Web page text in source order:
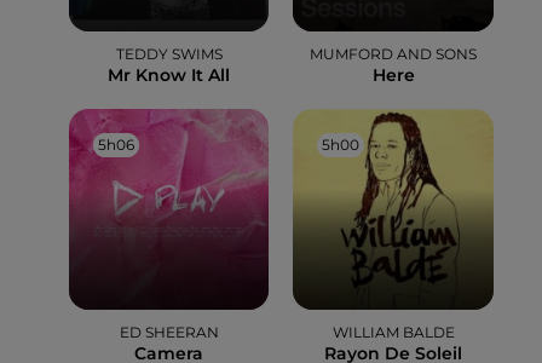
TEDDY SWIMS
Mr Know It All
MUMFORD AND SONS
Here
5h06
5h06
ED SHEERAN
Camera
5h00
5h00
WILLIAM BALDE
Rayon De Soleil